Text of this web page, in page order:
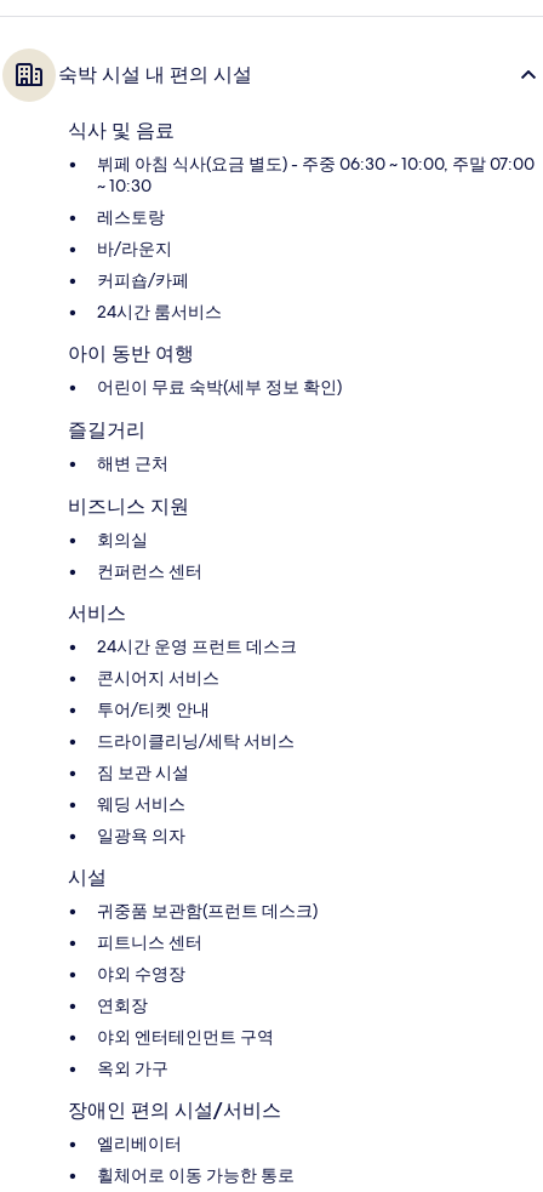
숙박 시설 내 편의 시설
식사 및 음료
뷔페 아침 식사(요금 별도) - 주중 06:30 ~ 10:00, 주말 07:00
~ 10:30
레스토랑
바/라운지
커피숍/카페
24시간 룸서비스
아이 동반 여행
어린이 무료 숙박(세부 정보 확인)
즐길거리
해변 근처
비즈니스 지원
회의실
컨퍼런스 센터
서비스
24시간 운영 프런트 데스크
콘시어지 서비스
투어/티켓 안내
드라이클리닝/세탁 서비스
짐 보관 시설
웨딩 서비스
일광욕 의자
시설
귀중품 보관함(프런트 데스크)
피트니스 센터
야외 수영장
연회장
야외 엔터테인먼트 구역
옥외 가구
장애인 편의 시설/서비스
엘리베이터
휠체어로 이동 가능한 통로